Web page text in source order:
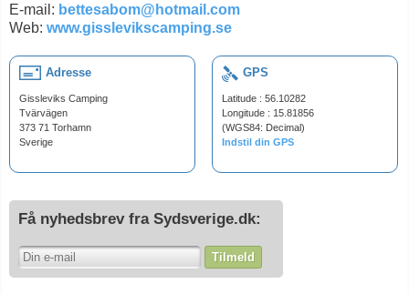
E-mail: bettesabom@hotmail.com
Web: www.gisslevikscamping.se
Adresse
Gissleviks Camping
Tvärvägen
373 71 Torhamn
Sverige
GPS
Latitude : 56.10282
Longitude : 15.81856
(WGS84: Decimal)
Indstil din GPS
Få nyhedsbrev fra Sydsverige.dk:
Tilmeld